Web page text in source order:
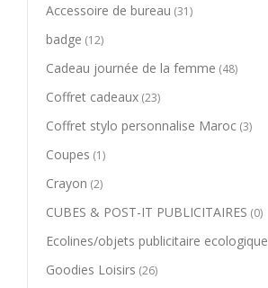
Accessoire de bureau (31)
badge (12)
Cadeau journée de la femme (48)
Coffret cadeaux (23)
Coffret stylo personnalise Maroc (3)
Coupes (1)
Crayon (2)
CUBES & POST-IT PUBLICITAIRES (0)
Ecolines/objets publicitaire ecologique
Goodies Loisirs (26)